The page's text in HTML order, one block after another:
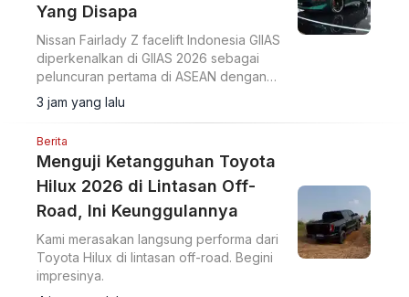
Yang Disapa
Nissan Fairlady Z facelift Indonesia GIIAS
diperkenalkan di GIIAS 2026 sebagai
peluncuran pertama di ASEAN dengan
upgrade desain bumper G-nose
terinspirasi generasi S30.
3 jam yang lalu
Berita
Menguji Ketangguhan Toyota
Hilux 2026 di Lintasan Off-
Road, Ini Keunggulannya
Kami merasakan langsung performa dari
Toyota Hilux di lintasan off-road. Begini
impresinya.